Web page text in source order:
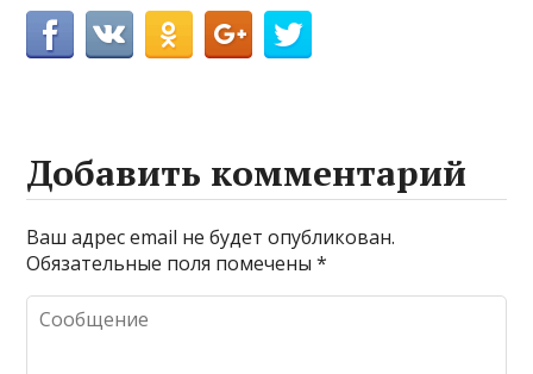
Добавить комментарий
Ваш адрес email не будет опубликован.
Обязательные поля помечены*